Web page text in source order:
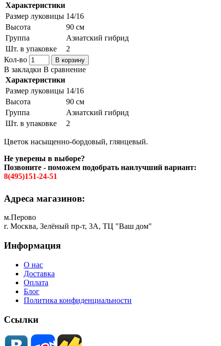
Характеристики
Размер луковицы 14/16
Высота
90 см
Группа
Азиатский гибрид
Шт. в упаковке
2
Кол-во
В корзину
В закладки В сравнение
Характеристики
Размер луковицы 14/16
Высота
90 см
Группа
Азиатский гибрид
Шт. в упаковке
2
Цветок насыщенно-бордовый, глянцевый.
Не уверены в выборе?
Позвоните - поможем подобрать наилучший вариант:
8(495)151-24-51
Адреса магазинов:
м.Перово
г. Москва, Зелёный пр-т, 3А, ТЦ "Ваш дом"
Информация
О нас
Доставка
Оплата
Блог
Политика конфиденциальности
Ссылки